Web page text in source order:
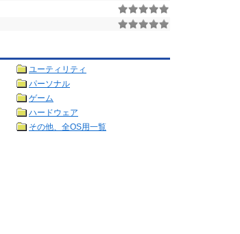
ユーティリティ
パーソナル
ゲーム
ハードウェア
その他、全OS用一覧